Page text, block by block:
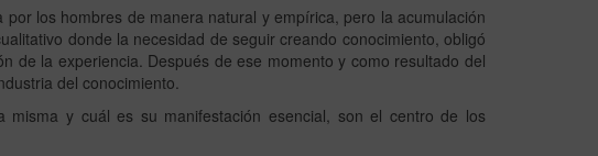
los hombres de manera natural y empírica, pero la acumulación
donde la necesidad de seguir creando conocimiento, obligó
de la experiencia. Después de ese momento y como resultado del
del conocimiento.
y cuál es su manifestación esencial, son el centro de los